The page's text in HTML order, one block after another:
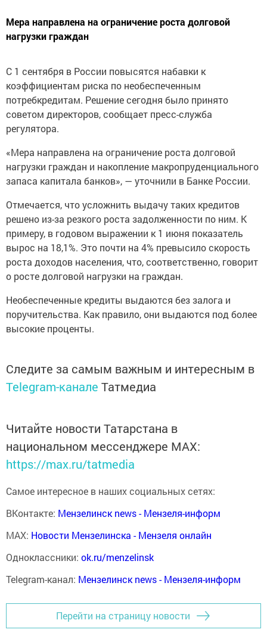
Мера направлена на ограничение роста долговой
нагрузки граждан
С 1 сентября в России повысятся набавки к
коэффициентам риска по необеспеченным
потребкредитам. Решение сегодня было принято
советом директоров, сообщает пресс-служба
регулятора.
«Мера направлена на ограничение роста долговой
нагрузки граждан и накопление макропруденциального
запаса капитала банков», — уточнили в Банке России.
Отмечается, что усложнить выдачу таких кредитов
решено из-за резкого роста задолженности по ним. К
примеру, в годовом выражении к 1 июня показатель
вырос на 18,1%. Это почти на 4% превысило скорость
роста доходов населения, что, соответственно, говорит
о росте долговой нагрузки на граждан.
Необеспеченные кредиты выдаются без залога и
поручительства. Как правило, они выдаются под более
высокие проценты.
Следите за самым важным и интересным в
Telegram-канале Татмедиа
Читайте новости Татарстана в
национальном мессенджере MАХ:
https://max.ru/tatmedia
Самое интересное в наших социальных сетях:
ВКонтакте: Мензелинск news - Мензеля-информ
MAX: Новости Мензелинска - Мензеля онлайн
Одноклассники: ok.ru/menzelinsk
Telegram-канал: Мензелинск news - Мензеля-информ
Перейти на страницу новости